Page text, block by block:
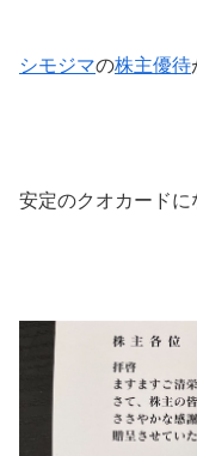
シモジマの株主優待
安定のクオカードに